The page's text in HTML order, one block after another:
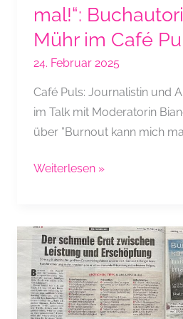
mal!“:
Mühr im Café
24. Februar 2025
Café Puls: Journalistin und
im Talk mit Moderatorin
über ”Burnout kann mich
Puls
kann
mich
mal!“:
Buchautorin
Petra
Weiterlesen »